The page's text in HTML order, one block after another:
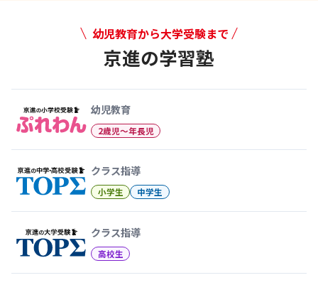
幼児教育から大学受験まで
京進の学習塾
幼児教育
2歳児〜年長児
クラス指導
小学生 中学生
クラス指導
高校生